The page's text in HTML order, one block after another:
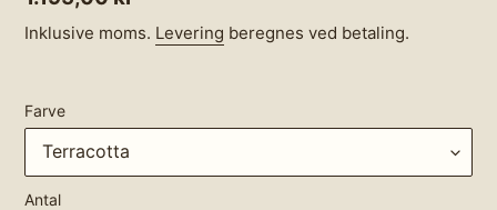
Inklusive moms. Levering beregnes ved betaling.
Farve
Antal